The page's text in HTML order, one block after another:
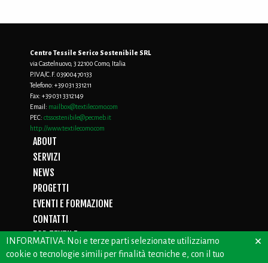
Centro Tessile Serico Sostenibile SRL
via Castelnuovo, 3 22100 Como, Italia
P.IVA/C.F. 03900470133
Telefono: +39 031 331211
Fax: +39 031 3312149
Email: mailbox@textilecomo.com
PEC: ctssostenibile@pecmeb.it
http://www.textilecomo.com
ABOUT
SERVIZI
NEWS
PROGETTI
EVENTI E FORMAZIONE
CONTATTI
FOR TEXTILE
D.LGS. 231/01
INFORMATIVA: Noi e terze parti selezionate utilizziamo
cookie o tecnologie simili per finalità tecniche e, con il tuo
×